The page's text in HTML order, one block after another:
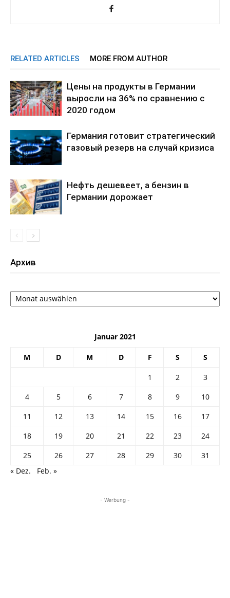
RELATED ARTICLES MORE FROM AUTHOR
Цены на продукты в Германии
выросли на 36% по сравнению с
2020 годом
Германия готовит стратегический
газовый резерв на случай кризиса
Нефть дешевеет, а бензин в
Германии дорожает
Архив
Архив
Januar 2021
M D M D F S S
1 2
3
4
5 6 7 8 9
10
11
12 13 14 15 16
17
18
19 20 21 22 23
24
25
26 27 28 29 30
31
« Dez.
Feb. »
- Werbung -